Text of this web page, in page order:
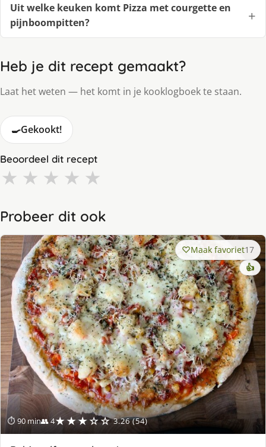
Uit welke keuken komt Pizza met courgette en
pijnboompitten?
Heb je dit recept gemaakt?
Laat het weten — het komt in je kooklogboek te staan.
🍳Gekookt!
Beoordeel dit recept
★ ★ ★ ★ ★
Probeer dit ook
⏱ 90 min👥 4★★★☆☆ 3.26 (54)
Maak favoriet17
👍